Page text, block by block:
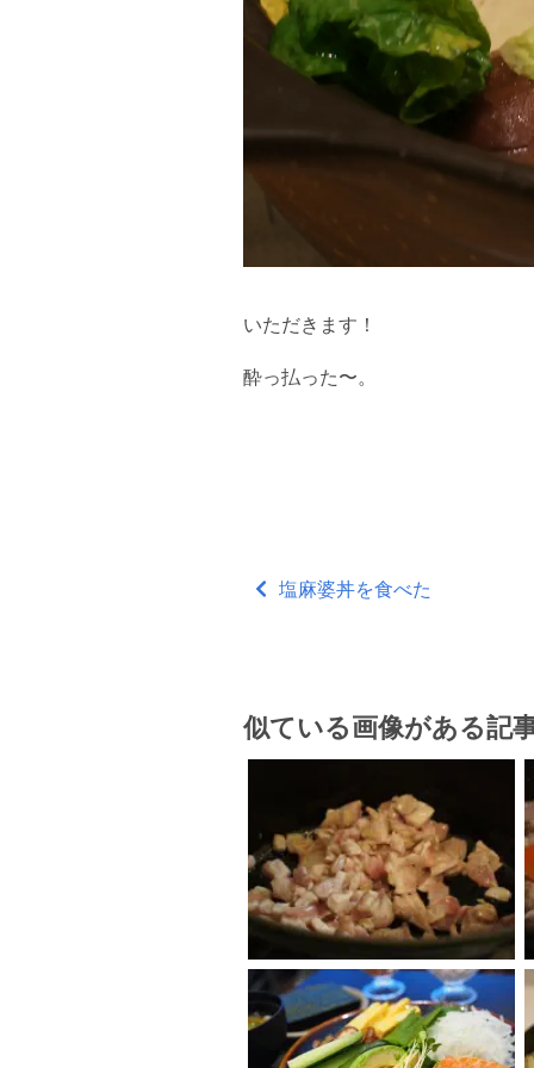
いただきます！
酔っ払った〜。
塩麻婆丼を食べた
似ている画像がある記